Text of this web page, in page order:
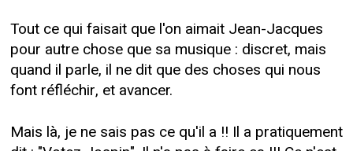
Tout ce qui faisait que l'on aimait Jean-Jacques
pour autre chose que sa musique : discret, mais
quand il parle, il ne dit que des choses qui nous
font réfléchir, et avancer.
Mais là, je ne sais pas ce qu'il a !! Il a pratiquement